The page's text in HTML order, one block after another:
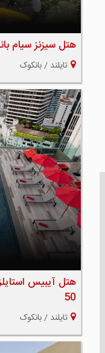
هتل سیزنز سیام
تایلند / بانکوک
هتل آیبیس
50
تایلند / بانکوک